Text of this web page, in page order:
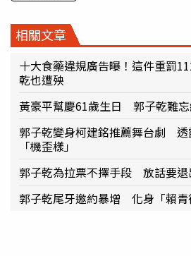
相關文章
十大食藥違規廣告曝！這件重罰
乾也遭殃
黃豪平幫慶61歲生日 郭子乾難
郭子乾變身柯建銘推薦舞台劇 透
「機歪樣」
郭子乾為拉票不擇手段 放話要退
郭子乾尾牙邀約暴增 化身「賴青